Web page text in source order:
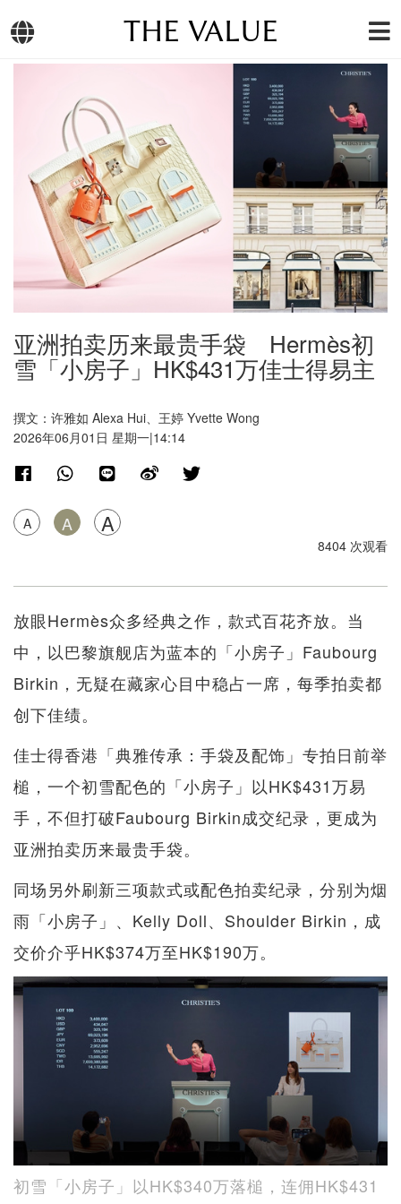
THE VALUE
亚洲拍卖历来最贵手袋 Hermès初
雪「小房子」HK$431万佳士得易主
撰文：许雅如 Alexa Hui、王婷 Yvette Wong
2026年06月01日 星期一|14:14
A A A
8404 次观看
放眼Hermès众多经典之作，款式百花齐放。当
中，以巴黎旗舰店为蓝本的「小房子」Faubourg
Birkin，无疑在藏家心目中稳占一席，每季拍卖都
创下佳绩。
佳士得香港「典雅传承：手袋及配饰」专拍日前举
槌，一个初雪配色的「小房子」以HK$431万易
手，不但打破Faubourg Birkin成交纪录，更成为
亚洲拍卖历来最贵手袋。
同场另外刷新三项款式或配色拍卖纪录，分别为烟
雨「小房子」、Kelly Doll、Shoulder Birkin，成
交价介乎HK$374万至HK$190万。
初雪「小房子」以HK$340万落槌，连佣HK$431